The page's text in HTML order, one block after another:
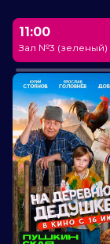
11:00
Зал №3 (зеленый)